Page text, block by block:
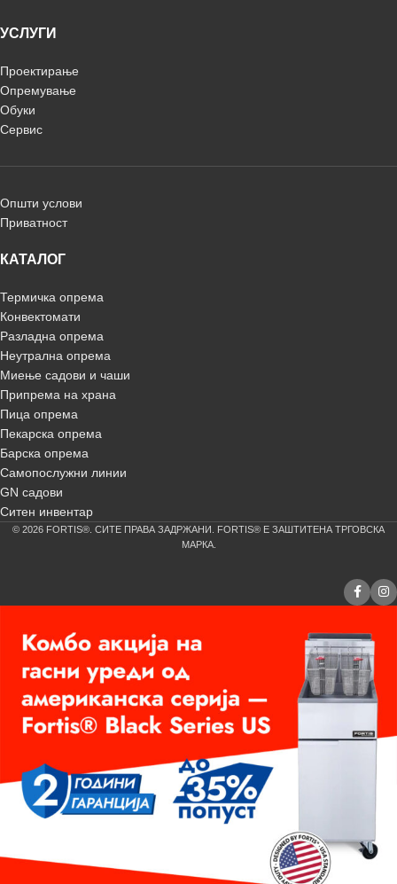
УСЛУГИ
Проектирање
Опремување
Обуки
Сервис
Општи услови
Приватност
КАТАЛОГ
Термичка опрема
Конвектомати
Разладна опрема
Неутрална опрема
Миење садови и чаши
Припрема на храна
Пица опрема
Пекарска опрема
Барска опрема
Самопослужни линии
GN садови
Ситен инвентар
© 2026 FORTIS®. СИТЕ ПРАВА ЗАДРЖАНИ. FORTIS® Е ЗАШТИТЕНА ТРГОВСКА
МАРКА.